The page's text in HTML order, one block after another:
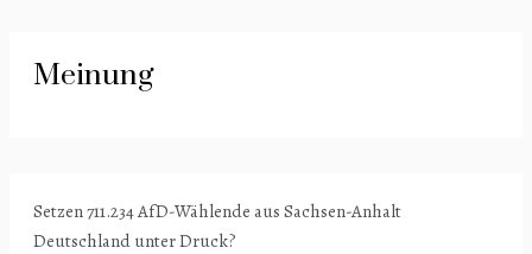
Meinung
Setzen 711.234 AfD-Wählende aus Sachsen-Anhalt
Deutschland unter Druck?